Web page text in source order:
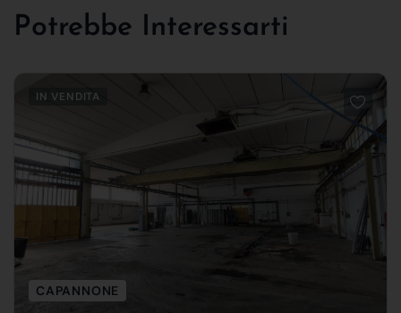
Potrebbe Interessarti
IN VENDITA
CAPANNONE